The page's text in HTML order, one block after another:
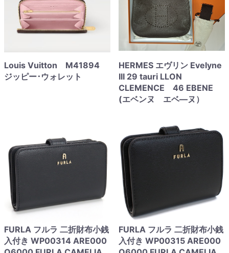
Louis Vuitton M41894
ジッピー･ウォレット
HERMES エヴリン Evelyne
III 29 tauri LLON
CLEMENCE 46 EBENE
(エベンヌ エベ―ヌ）
FURLA フルラ 二折財布小銭
入付き WP00314 ARE000
FURLA フルラ 二折財布小銭
入付き WP00315 ARE000